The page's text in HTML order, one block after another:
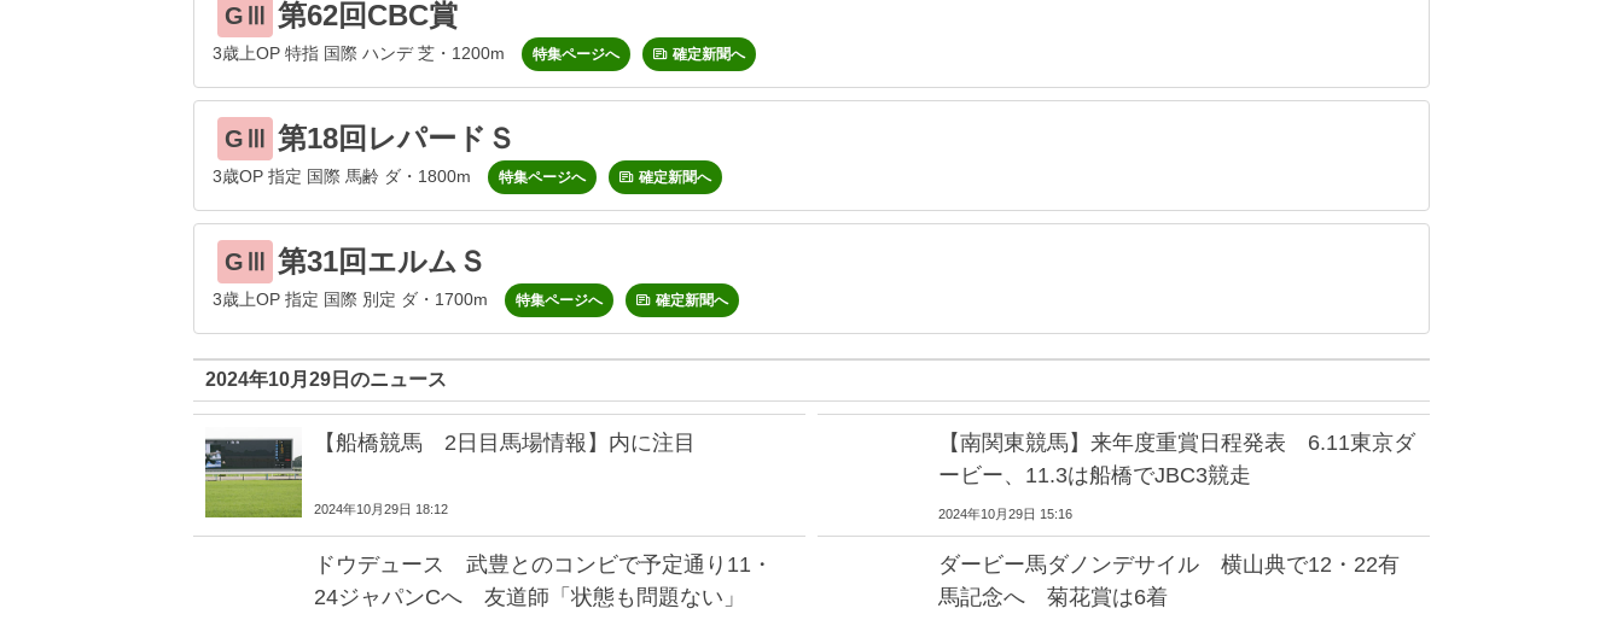
GⅢ 第62回CBC賞
3歳上OP 特指 国際 ハンデ 芝・1200m 特集ページへ 確定新聞へ
GⅢ 第18回レパードＳ
3歳OP 指定 国際 馬齢 ダ・1800m 特集ページへ 確定新聞へ
GⅢ 第31回エルムＳ
3歳上OP 指定 国際 別定 ダ・1700m 特集ページへ 確定新聞へ
2024年10月29日のニュース
【船橋競馬 2日目馬場情報】内に注目
2024年10月29日 18:12
【南関東競馬】来年度重賞日程発表 6.11東京ダ
ービー、11.3は船橋でJBC3競走
2024年10月29日 15:16
ドウデュース 武豊とのコンビで予定通り11・
24ジャパンCへ 友道師「状態も問題ない」
ダービー馬ダノンデサイル 横山典で12・22有
馬記念へ 菊花賞は6着